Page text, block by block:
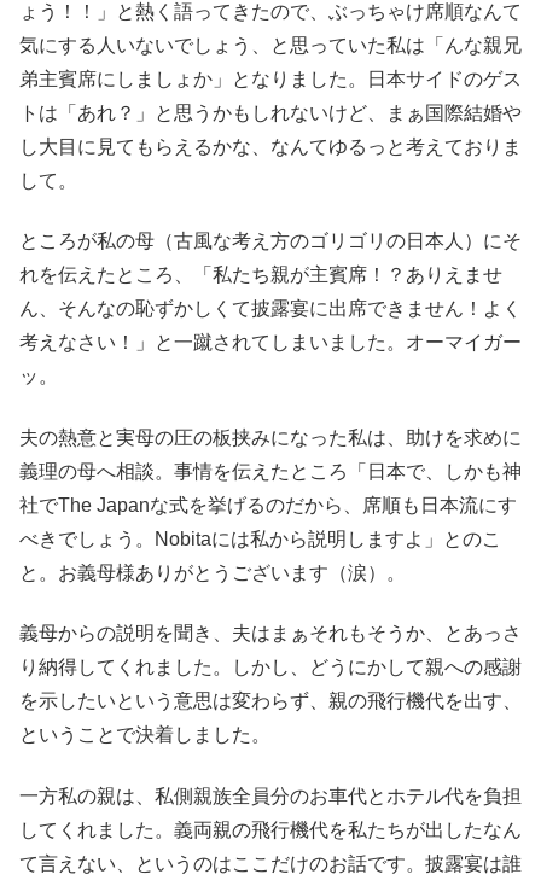
ょう！！」と熱く語ってきたので、ぶっちゃけ席順なんて
気にする人いないでしょう、と思っていた私は「んな親兄
弟主賓席にしましょか」となりました。日本サイドのゲス
トは「あれ？」と思うかもしれないけど、まぁ国際結婚や
し大目に見てもらえるかな、なんてゆるっと考えておりま
して。
ところが私の母（古風な考え方のゴリゴリの日本人）にそ
れを伝えたところ、「私たち親が主賓席！？ありえませ
ん、そんなの恥ずかしくて披露宴に出席できません！よく
考えなさい！」と一蹴されてしまいました。オーマイガー
ッ。
夫の熱意と実母の圧の板挟みになった私は、助けを求めに
義理の母へ相談。事情を伝えたところ「日本で、しかも神
社でThe Japanな式を挙げるのだから、席順も日本流にす
べきでしょう。Nobitaには私から説明しますよ」とのこ
と。お義母様ありがとうございます（涙）。
義母からの説明を聞き、夫はまぁそれもそうか、とあっさ
り納得してくれました。しかし、どうにかして親への感謝
を示したいという意思は変わらず、親の飛行機代を出す、
ということで決着しました。
一方私の親は、私側親族全員分のお車代とホテル代を負担
してくれました。義両親の飛行機代を私たちが出したなん
て言えない、というのはここだけのお話です。披露宴は誰